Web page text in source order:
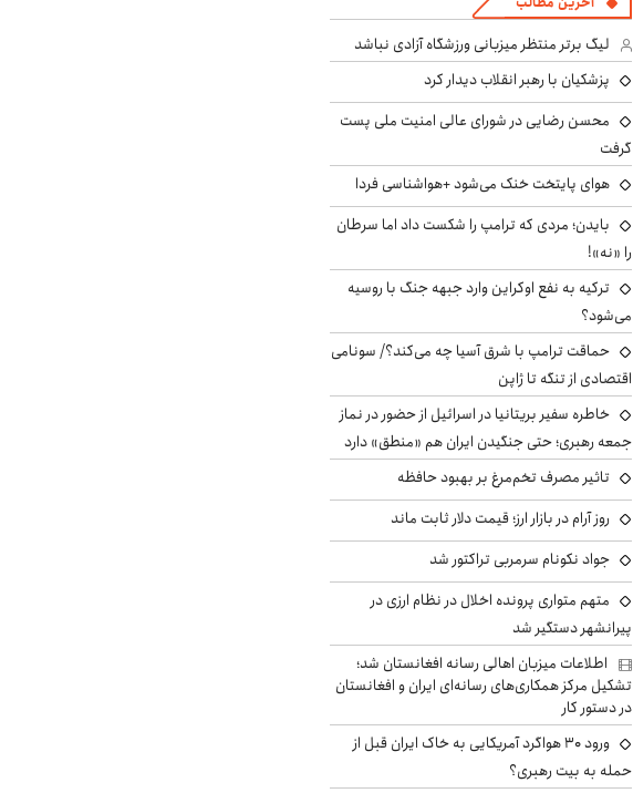
لیگ برتر منتظر میزبانی ورزشگاه آزادی نباشد
پزشکیان با رهبر انقلاب دیدار کرد
محسن رضایی در شورای عالی امنیت ملی پست
گرفت
هوای پایتخت خنک می‌شود +هواشناسی فردا
بایدن؛ مردی که ترامپ را شکست داد اما سرطان
را «نه»!
ترکیه به نفع اوکراین وارد جبهه جنگ با روسیه
می‌شود؟
حماقت ترامپ با شرق آسیا چه می‌کند؟/ سونامی
اقتصادی از تنگه تا ژاپن
خاطره سفیر بریتانیا در اسرائیل از حضور در نماز
جمعه رهبری؛ حتی جنگیدن ایران هم «منطق» دارد
تاثیر مصرف تخم‌مرغ بر بهبود حافظه
روز آرام در بازار ارز؛ قیمت دلار ثابت ماند
جواد نکونام سرمربی تراکتور شد
متهم متواری پرونده اخلال در نظام ارزی در
پیرانشهر دستگیر شد
اطلاعات میزبان اهالی رسانه افغانستان شد؛
تشکیل مرکز همکاری‌های رسانه‌ای ایران و افغانستان
در دستور کار
ورود ۳۰ هواگرد آمریکایی به خاک ایران قبل از
حمله به بیت رهبری؟